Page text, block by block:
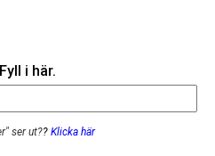
i här.
ser ut?? Klicka här